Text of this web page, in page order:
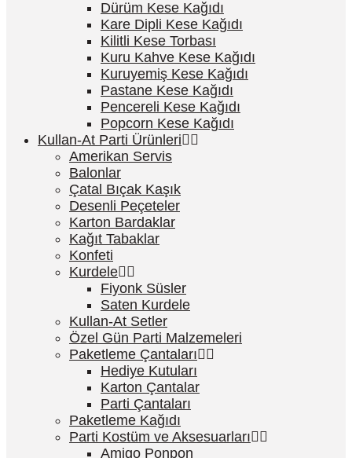
Dürüm Kese Kağıdı
Kare Dipli Kese Kağıdı
Kilitli Kese Torbası
Kuru Kahve Kese Kağıdı
Kuruyemiş Kese Kağıdı
Pastane Kese Kağıdı
Pencereli Kese Kağıdı
Popcorn Kese Kağıdı
Kullan-At Parti Ürünleri
Amerikan Servis
Balonlar
Çatal Bıçak Kaşık
Desenli Peçeteler
Karton Bardaklar
Kağıt Tabaklar
Konfeti
Kurdele
Fiyonk Süsler
Saten Kurdele
Kullan-At Setler
Özel Gün Parti Malzemeleri
Paketleme Çantaları
Hediye Kutuları
Karton Çantalar
Parti Çantaları
Paketleme Kağıdı
Parti Kostüm ve Aksesuarları
Amigo Ponpon